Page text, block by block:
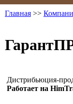
Главная >>
Дистрибьюция-
Работает на